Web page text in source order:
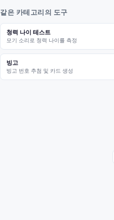
같은 카테고리의 도구
청력 나이 테스트
모기 소리로 청력 나이를 측정
빙고
빙고 번호 추첨 및 카드 생성